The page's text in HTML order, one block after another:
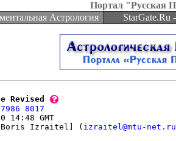
Портал "Русская
Астрология
StarGate.Ru
Revised
7986 8017
Izraitel] ( izraitel@mtu-net.ru